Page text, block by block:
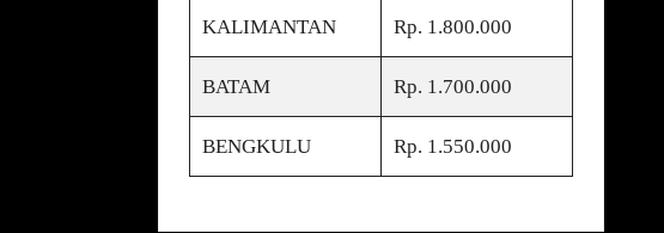
KALIMANTAN Rp. 1.800.000
BATAM Rp. 1.700.000
BENGKULU Rp. 1.550.000